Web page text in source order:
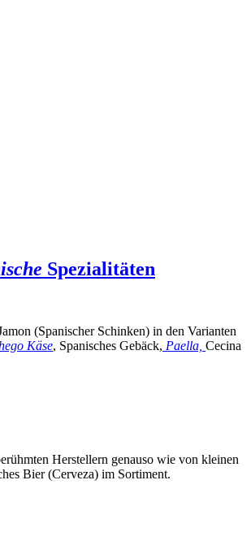
Spezialitäten
(Spanischer Schinken) in den Varianten
Käse, Spanisches Gebäck, Paella, Cecina
Herstellern genauso wie von kleinen
Bier (Cerveza) im Sortiment.